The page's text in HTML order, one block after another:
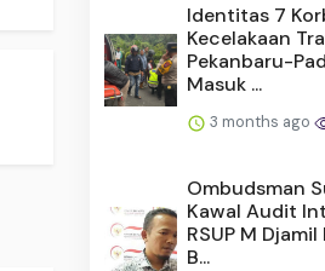
Identitas 7
Kecelakaan
Pekanbaru-
Masuk ...
3 months ago
Ombudsman
Kawal Audit
RSUP M
B...